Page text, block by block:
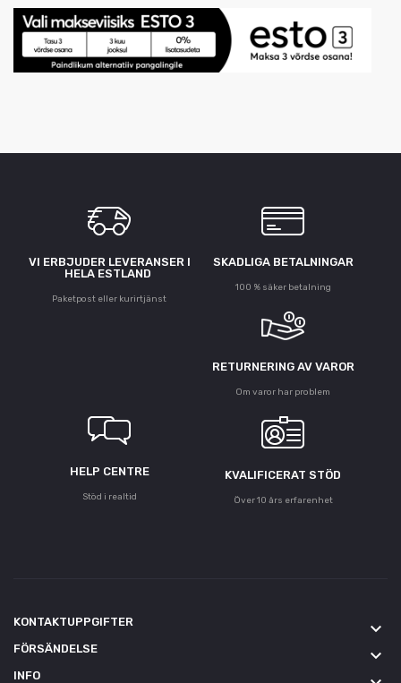
VI ERBJUDER LEVERANSER I
HELA ESTLAND
Paketpost eller kurirtjänst
SKADLIGA BETALNINGAR
100 % säker betalning
RETURNERING AV VAROR
Om varor har problem
HELP CENTRE
Stöd i realtid
KVALIFICERAT STÖD
Över 10 års erfarenhet
KONTAKTUPPGIFTER keyboard_arrow_down
FÖRSÄNDELSE keyboard_arrow_down
INFO